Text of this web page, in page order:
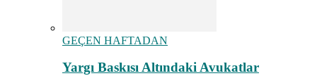
GEÇEN HAFTADAN
Yargı Baskısı Altındaki Avukatlar